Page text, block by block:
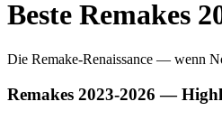
Beste Remakes
Die Remake-Renaissance — wenn
Remakes 2023-2026 —